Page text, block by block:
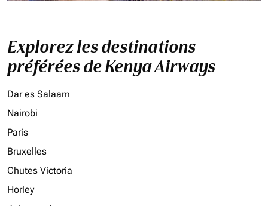
Explorez les destinations
préférées de Kenya Airways
Dar es Salaam
Nairobi
Paris
Bruxelles
Chutes Victoria
Horley